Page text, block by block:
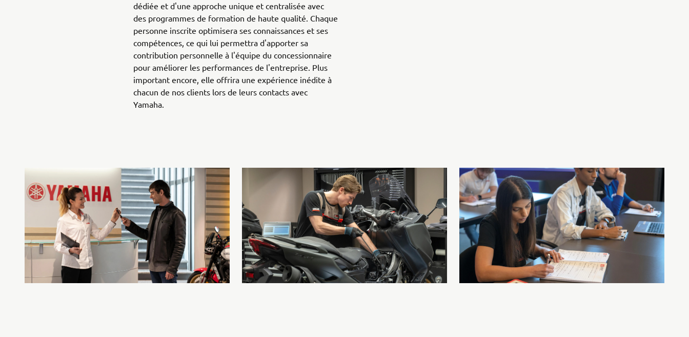
dédiée et d'une approche unique et centralisée avec
des programmes de formation de haute qualité. Chaque
personne inscrite optimisera ses connaissances et ses
compétences, ce qui lui permettra d'apporter sa
contribution personnelle à l'équipe du concessionnaire
pour améliorer les performances de l'entreprise. Plus
important encore, elle offrira une expérience inédite à
chacun de nos clients lors de leurs contacts avec
Yamaha.